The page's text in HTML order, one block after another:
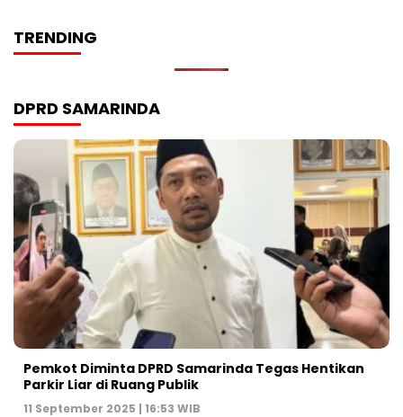
TRENDING
DPRD SAMARINDA
Pemkot Diminta DPRD Samarinda Tegas Hentikan
Parkir Liar di Ruang Publik
11 September 2025 | 16:53 WIB